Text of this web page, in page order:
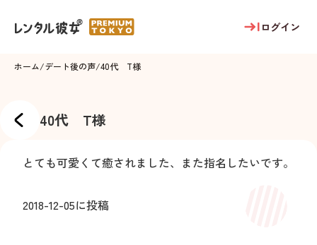
ログイン
ホーム/デート後の声/40代 T様
40代 T様
とても可愛くて癒されました、また指名したいです。
2018-12-05に投稿